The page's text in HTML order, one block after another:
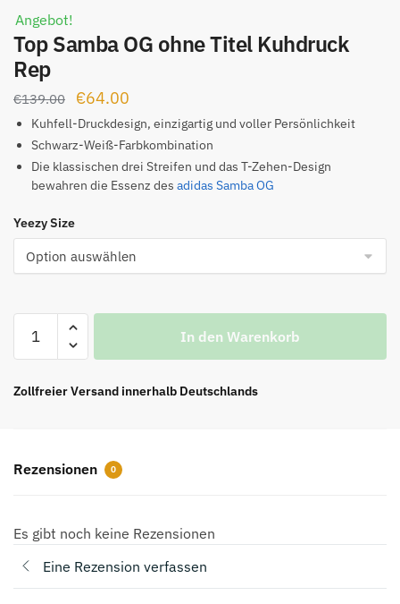
Angebot!
Top Samba OG ohne Titel Kuhdruck
Rep
€139.00
Ursprünglicher
Preis
war:
€139.00
€64.00
Preis
ist:
€64.00.
Kuhfell-Druckdesign, einzigartig und voller Persönlichkeit
Schwarz-Weiß-Farbkombination
Die klassischen drei Streifen und das T-Zehen-Design
bewahren die Essenz des adidas Samba OG
Yeezy Size
Samba
ohne
Menge
In den Warenkorb
Zollfreier Versand innerhalb Deutschlands
Rezensionen 0
Es gibt noch keine Rezensionen
Eine Rezension verfassen